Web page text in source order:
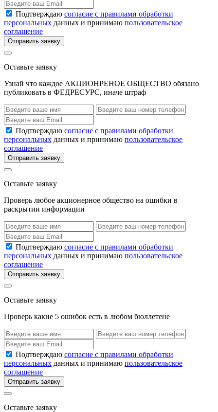
Подтверждаю согласие с правилами обработки
персональных данных и принимаю пользовательское
соглашение
Отправить заявку
Оставьте заявку
Узнай что каждое АКЦИОНРЕНОЕ ОБЩЕСТВО обязано
публиковать в ФЕДРЕСУРС, иначе штраф
Подтверждаю согласие с правилами обработки
персональных данных и принимаю пользовательское
соглашение
Отправить заявку
Оставьте заявку
Проверь любое акционерное общество на ошибки в
раскрытии информации
Подтверждаю согласие с правилами обработки
персональных данных и принимаю пользовательское
соглашение
Отправить заявку
Оставьте заявку
Проверь какие 5 ошибок есть в любом бюллетене
Подтверждаю согласие с правилами обработки
персональных данных и принимаю пользовательское
соглашение
Отправить заявку
Оставьте заявку